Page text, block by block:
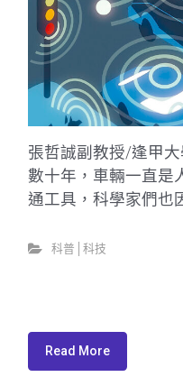
張哲誠副教授/逢甲
數十年，車輛一直是
通工具，科學家們也
科普│科技
Read More